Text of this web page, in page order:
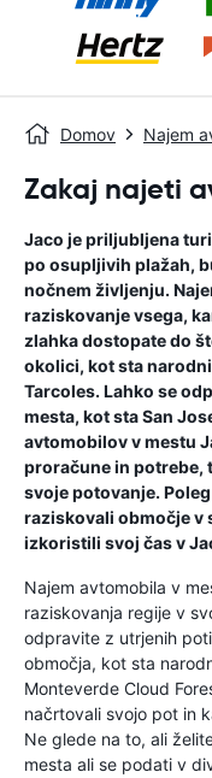
Domov Najem
Zakaj najeti
Jaco je priljubljena
po osupljivih plažah,
nočnem življenju.
raziskovanje vsega,
zlahka dostopate do
okolici, kot sta
Tarcoles. Lahko se
mesta, kot sta San
avtomobilov v mestu
proračune in potrebe,
svoje potovanje.
raziskovali območje v
izkoristili svoj čas v
Najem avtomobila v
raziskovanja regije v
odpravite z utrjenih
območja, kot sta
Monteverde Cloud
načrtovali svojo pot in
Ne glede na to, ali
mesta ali se podati v